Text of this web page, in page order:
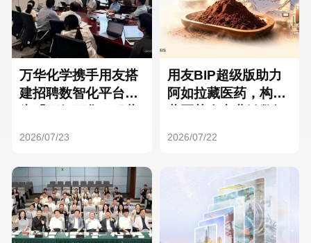
万华化学携手用友搭
建招聘数智化平台，
2026/07/23
用友BIP超级版助力
阿如拉藏医药，构建
2026/07/22